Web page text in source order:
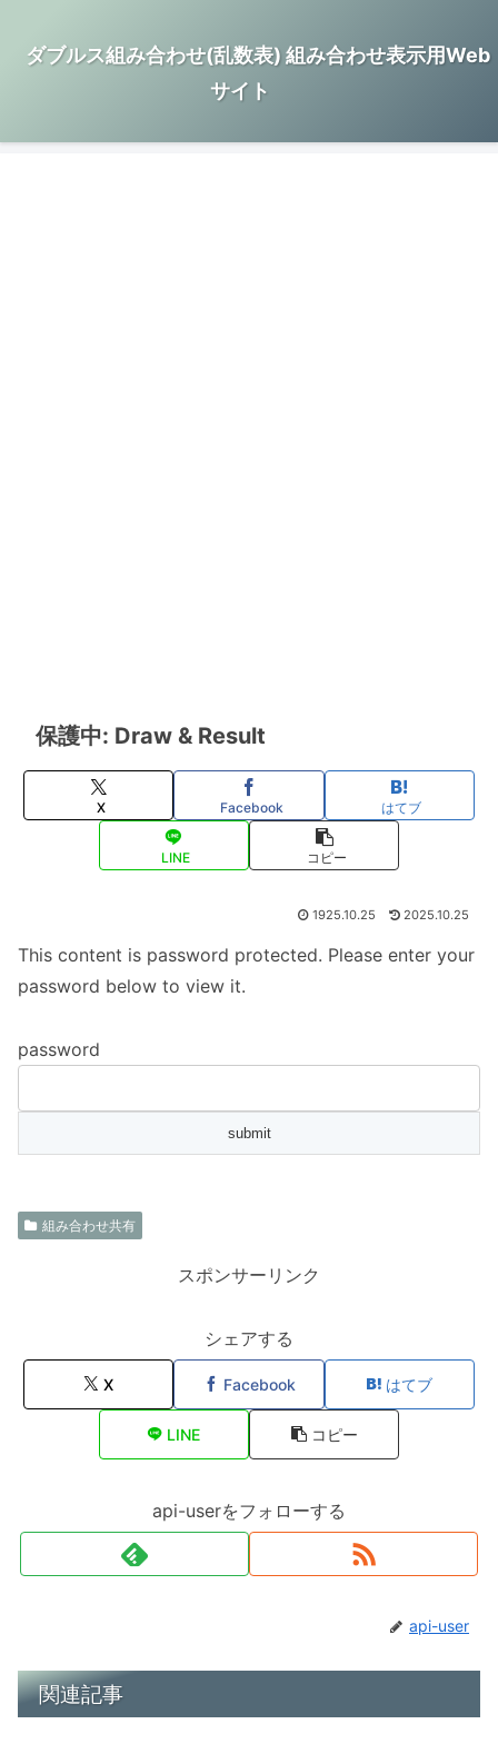
ダブルス組み合わせ(乱数表) 組み合わせ表示用Web
サイト
保護中: Draw & Result
X Facebook はてブ
LINE コピー
1925.10.25 2025.10.25
This content is password protected. Please enter your
password below to view it.
password
組み合わせ共有
スポンサーリンク
シェアする
X Facebook はてブ
LINE コピー
api-userをフォローする
api-user
関連記事